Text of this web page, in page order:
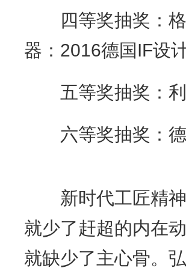
四等奖抽奖：格
器：2016德国IF设
五等奖抽奖：利
六等奖抽奖：德
新时代工匠精神
就少了赶超的内在
就缺少了主心骨。